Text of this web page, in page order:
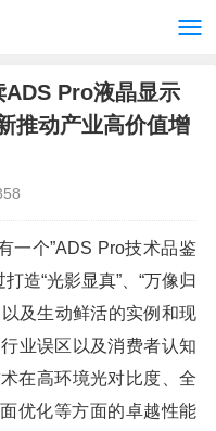
Pro液晶显示
推动产业高价值增
一个”ADS Pro技术品鉴
造“光影显真”、“万像归
及生动鲜活的实例和现
业误区以及消费者认知
在高环境光对比度、全
优化等方面的卓越性能